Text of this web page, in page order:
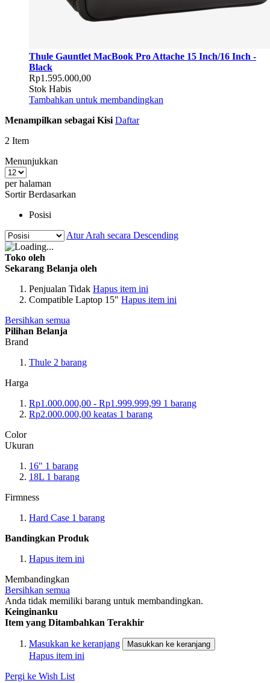
Thule Gauntlet MacBook Pro Attache 15 Inch/16 Inch -
Black
Rp1.595.000,00
Stok Habis
Tambahkan untuk membandingkan
Menampilkan sebagai Kisi Daftar
2 Item
Menunjukkan
per halaman
Sortir Berdasarkan
Posisi
Atur Arah secara Descending
Toko oleh
Sekarang Belanja oleh
Penjualan Tidak Hapus item ini
Compatible Laptop 15" Hapus item ini
Bersihkan semua
Pilihan Belanja
Brand
Thule 2 barang
Harga
Rp1.000.000,00 - Rp1.999.999,99 1 barang
Rp2.000.000,00 keatas 1 barang
Color
Ukuran
16" 1 barang
18L 1 barang
Firmness
Hard Case 1 barang
Bandingkan Produk
Hapus item ini
Membandingkan
Bersihkan semua
Anda tidak memiliki barang untuk membandingkan.
Keinginanku
Item yang Ditambahkan Terakhir
Masukkan ke keranjang Masukkan ke keranjang
Hapus item ini
Pergi ke Wish List